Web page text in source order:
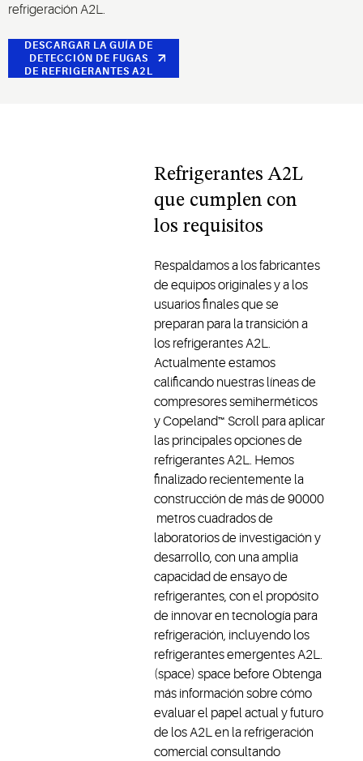
refrigeración A2L.
DESCARGAR LA GUÍA DE
DETECCIÓN DE FUGAS
DE REFRIGERANTES A2L
Refrigerantes A2L
que cumplen con
los requisitos
Respaldamos a los fabricantes
de equipos originales y a los
usuarios finales que se
preparan para la transición a
los refrigerantes A2L.
Actualmente estamos
calificando nuestras líneas de
compresores semiherméticos
y Copeland™ Scroll para aplicar
las principales opciones de
refrigerantes A2L. Hemos
finalizado recientemente la
construcción de más de 90000
metros cuadrados de
laboratorios de investigación y
desarrollo, con una amplia
capacidad de ensayo de
refrigerantes, con el propósito
de innovar en tecnología para
refrigeración, incluyendo los
refrigerantes emergentes A2L.
(space) space before Obtenga
más información sobre cómo
evaluar el papel actual y futuro
de los A2L en la refrigeración
comercial consultando